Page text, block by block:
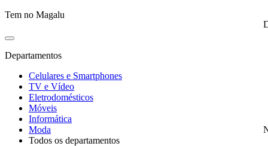
Tem no Magalu
Departamentos
Celulares e Smartphones
TV e Vídeo
Eletrodomésticos
Móveis
Informática
Moda
Todos os departamentos